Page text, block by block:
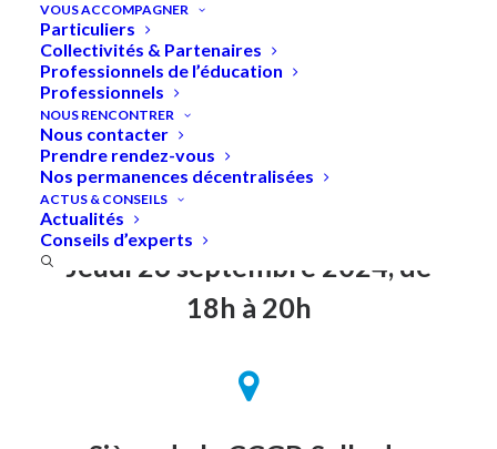
VOUS ACCOMPAGNER
Particuliers
Collectivités & Partenaires
Professionnels de l’éducation
Professionnels
NOUS RENCONTRER
Nous contacter
Prendre rendez-vous
Nos permanences décentralisées
ACTUS & CONSEILS
Actualités
Conseils d’experts
Accueil»Conférence – Rénovation énergétique de
votre logement : les clés pour réussir
Jeudi 26 septembre 2024, de
18h à 20h